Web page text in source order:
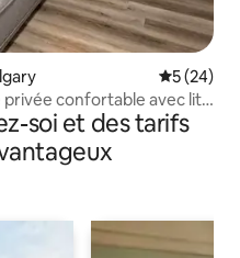
5 (24)
privée confortable avec lit
soi et des tarifs